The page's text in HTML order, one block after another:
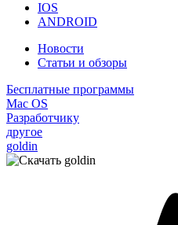
IOS
ANDROID
Новости
Статьи и обзоры
Бесплатные программы
Mac OS
Разработчику
другое
goldin